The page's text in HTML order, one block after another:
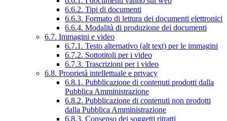
6.6.2. Tipi di documenti
6.6.3. Formato di lettura dei documenti elettronici
6.6.4. Modalità di produzione dei documenti
6.7. Immagini e video
6.7.1. Testo alternativo (alt text) per le immagini
6.7.2. Sottotitoli per i video
6.7.3. Trascrizioni per i video
6.8. Proprietà intellettuale e privacy
6.8.1. Pubblicazione di contenuti prodotti dalla
Pubblica Amministrazione
6.8.2. Pubblicazione di contenuti non prodotti
dalla Pubblica Amministrazione
6.8.3. Consenso dei soggetti ritratti